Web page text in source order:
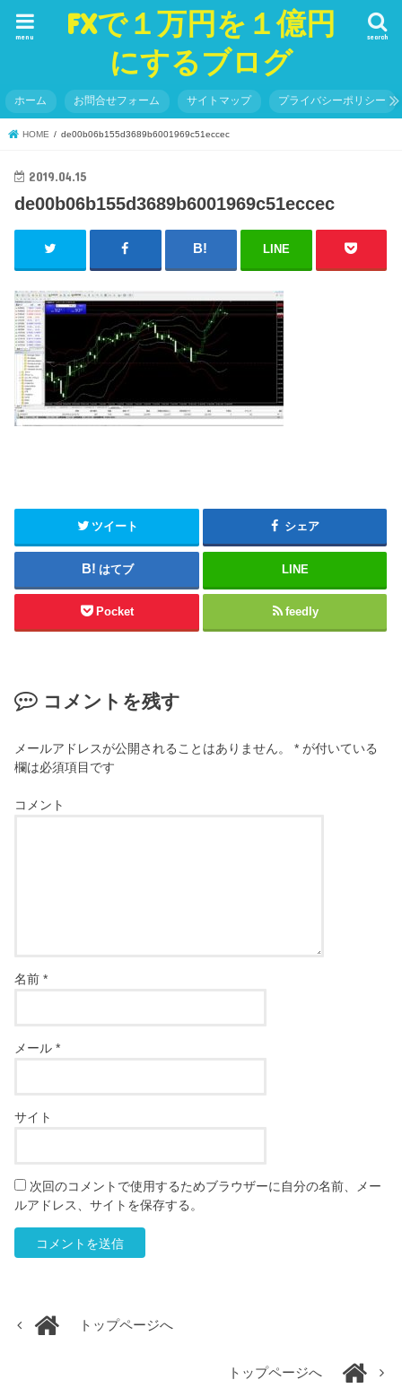
FXで１万円を１億円
にするブログ
search
menu
ホーム お問合せフォーム サイトマップ プライバシーポリシー
HOME de00b06b155d3689b6001969c51eccec
2019.04.15
de00b06b155d3689b6001969c51eccec
LINE
ツイート シェア
はてブ LINE
Pocket feedly
コメントを残す
メールアドレスが公開されることはありません。 * が付いている
欄は必須項目です
コメント
名前*
メール*
サイト
次回のコメントで使用するためブラウザーに自分の名前、メー
ルアドレス、サイトを保存する。
トップページへ
トップページへ